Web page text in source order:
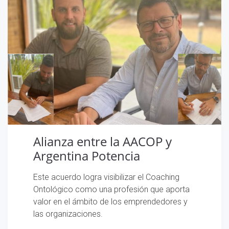
Alianza entre la AACOP y
Argentina Potencia
Este acuerdo logra visibilizar el Coaching
Ontológico como una profesión que aporta
valor en el ámbito de los emprendedores y
las organizaciones.